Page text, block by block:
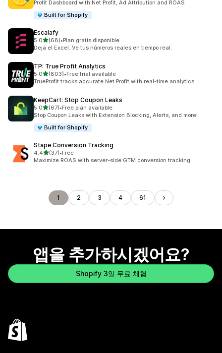
Profit Dashboard with Net Profit, Ad Attribution and ROAS
Built for Shopify
Escalafy
5.0별 5개 중
(68)
총 리뷰 68개
•Plan gratis disponible
Dejá el Excel. Ve tus números reales en tiempo real.
TP: True Profit Analytics
5.0별 5개 중
(803)
총 리뷰 803개
•Free trial available
TrueProfit tracks accurate Net Profit with real-time analytics
KeepCart: Stop Coupon Leaks
5.0별 5개 중
(67)
총 리뷰 67개
•Free plan available
Stop Coupon Leaks with Extension Blocking, Alerts, and more!
Built for Shopify
Stape Conversion Tracking
4.4별 5개 중
(37)
총 리뷰 37개
•Free
Maximize ROAS with server-side GTM conversion tracking
1 2 3 4 61
앱을 추가하시겠어요?
Shopify 3일 무료 체험